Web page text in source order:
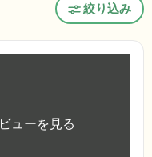
絞り込み